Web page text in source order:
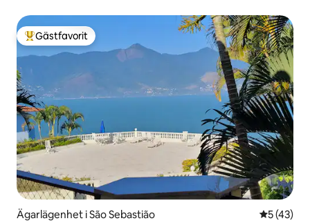
Populär gästfavorit
Gästfavorit
Ägarlägenhet i São Sebastião 5 av 5 i
5 (43)